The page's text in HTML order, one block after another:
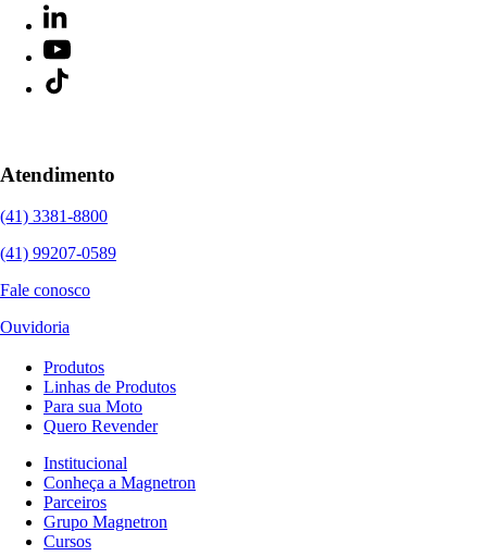
Atendimento
(41) 3381-8800
(41) 99207-0589
Fale conosco
Ouvidoria
Produtos
Linhas de Produtos
Para sua Moto
Quero Revender
Institucional
Conheça a Magnetron
Parceiros
Grupo Magnetron
Cursos